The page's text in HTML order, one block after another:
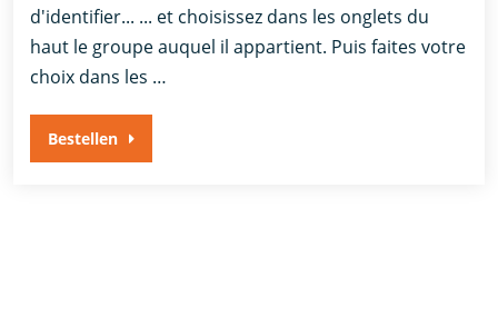
d'identifier... ... et choisissez dans les onglets du
haut le groupe auquel il appartient. Puis faites votre
choix dans les …
Bestellen